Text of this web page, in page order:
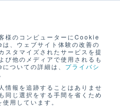
様のコンピューターにCookie
、ウェブサイト体験の改善の
スタマイズされたサービスを提
び他のメディアで使用されるも
ついての詳細は、 プライバシ
情報を追跡することはありませ
同じ選択をする手間を省くため
用しています。
ログイン
無料アカウント登録